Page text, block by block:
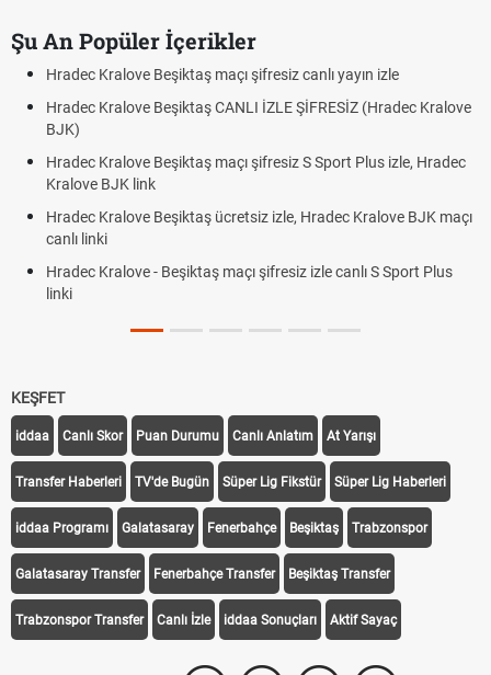
Şu An Popüler İçerikler
Hradec Kralove Beşiktaş maçı şifresiz canlı yayın izle
Hradec Kralove Beşiktaş CANLI İZLE ŞİFRESİZ (Hradec Kralove
BJK)
Hradec Kralove Beşiktaş maçı şifresiz S Sport Plus izle, Hradec
Kralove BJK link
Hradec Kralove Beşiktaş ücretsiz izle, Hradec Kralove BJK maçı
canlı linki
Hradec Kralove - Beşiktaş maçı şifresiz izle canlı S Sport Plus
linki
KEŞFET
iddaa Canlı Skor Puan Durumu Canlı Anlatım At Yarışı
Transfer Haberleri TV'de Bugün Süper Lig Fikstür Süper Lig Haberleri
iddaa Programı Galatasaray Fenerbahçe Beşiktaş Trabzonspor
Galatasaray Transfer Fenerbahçe Transfer Beşiktaş Transfer
Trabzonspor Transfer Canlı İzle iddaa Sonuçları Aktif Sayaç